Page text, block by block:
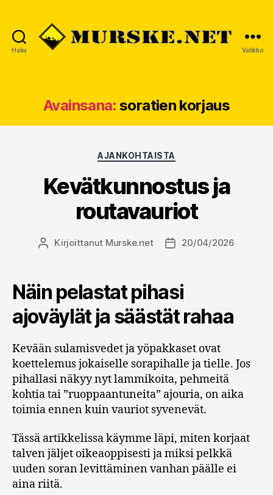
Haku Valikko
Avainsana: soratien korjaus
Kategoriat
AJANKOHTAISTA
Kevätkunnostus ja
routavauriot
Kirjoittaja
Kirjoittanut Murske.net Julkaisupäivämäärä
20/04/2026
Näin pelastat pihasi
ajoväylät ja säästät rahaa
Kevään sulamisvedet ja yöpakkaset ovat
koettelemus jokaiselle sorapihalle ja tielle. Jos
pihallasi näkyy nyt lammikoita, pehmeitä
kohtia tai ”ruoppaantuneita” ajouria, on aika
toimia ennen kuin vauriot syvenevät.
Tässä artikkelissa käymme läpi, miten korjaat
talven jäljet oikeaoppisesti ja miksi pelkkä
uuden soran levittäminen vanhan päälle ei
aina riitä.